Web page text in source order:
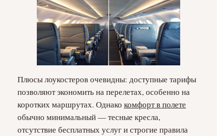
Плюсы лоукостеров очевидны: доступные тарифы
позволяют экономить на перелетах, особенно на
коротких маршрутах. Однако комфорт в полете
обычно минимальный — тесные кресла,
отсутствие бесплатных услуг и строгие правила